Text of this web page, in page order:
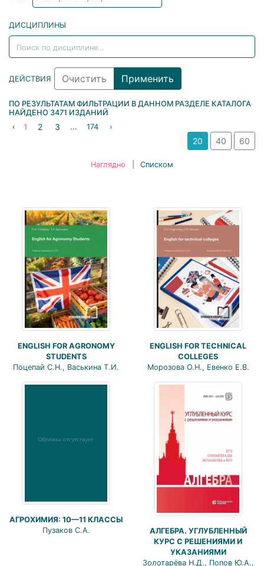
ДИСЦИПЛИНЫ
ДЕЙСТВИЯ
ПО РЕЗУЛЬТАТАМ ФИЛЬТРАЦИИ В ДАННОМ РАЗДЕЛЕ КАТАЛОГА
НАЙДЕНО 3471 ИЗДАНИЙ
‹
1 2 3 ... 174 ›
20 40 60
Наглядно Списком
ENGLISH FOR AGRONOMY
STUDENTS
Поцепай С.Н., Васькина Т.И.
ENGLISH FOR TECHNICAL
COLLEGES
Морозова О.Н., Евенко Е.В.
АГРОХИМИЯ: 10—11 КЛАССЫ
Пузаков С.А.
АЛГЕБРА. УГЛУБЛЕННЫЙ
КУРС С РЕШЕНИЯМИ И
УКАЗАНИЯМИ
Золотарёва Н.Д., Попов Ю.А.,